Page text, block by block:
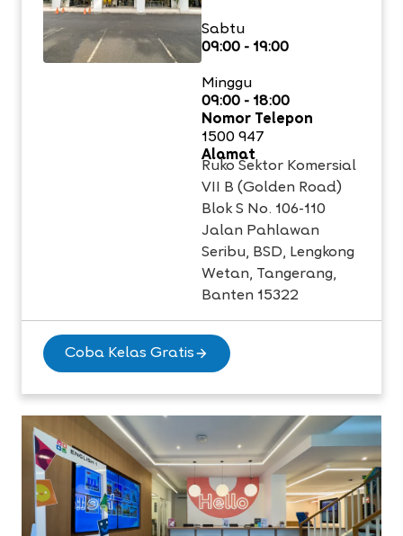
Sabtu
09:00 - 19:00
Minggu
09:00 - 18:00
Nomor Telepon
1500 947
Alamat
Ruko Sektor Komersial
VII B (Golden Road)
Blok S No. 106-110
Jalan Pahlawan
Seribu, BSD, Lengkong
Wetan, Tangerang,
Banten 15322
Coba Kelas Gratis